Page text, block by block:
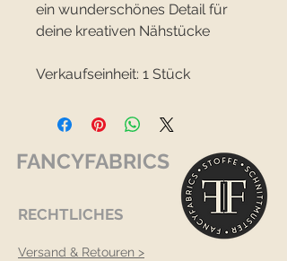
ein wunderschönes Detail für
deine kreativen Nähstücke
Verkaufseinheit: 1 Stück
FANCYFABRICS
RECHTLICHES
Versand & Retouren >